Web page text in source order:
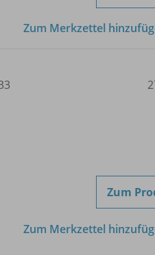
Zum Merkzettel
Zum
Zum Merkzettel